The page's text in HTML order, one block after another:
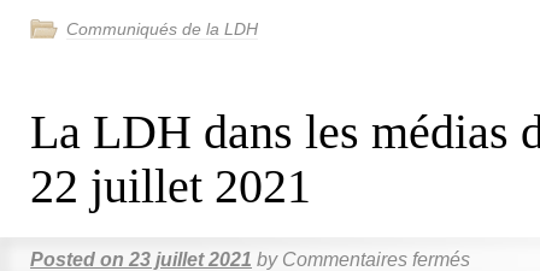
Communiqués de la LDH
La LDH dans les médias
22 juillet 2021
Posted on 23 juillet 2021 by Commentaires fermés